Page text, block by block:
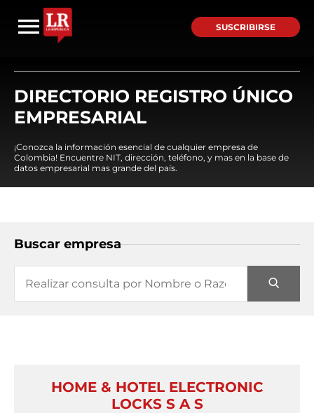
SUSCRIBIRSE
DIRECTORIO REGISTRO ÚNICO
EMPRESARIAL
¡Conozca la información esencial de cualquier empresa de
Colombia! Encuentre NIT, dirección, teléfono, y mas en la base de
datos empresarial mas grande del país.
Buscar empresa
HOME & HOTEL ELECTRONIC
LOCKS S A S